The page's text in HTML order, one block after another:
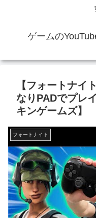
ゲームの
【フォートナイ
なりPADでプレ
キンゲームズ】
フォートナイト